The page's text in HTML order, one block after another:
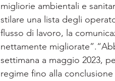
migliorie ambientali e
stilare una lista degli
flusso di lavoro, la
nettamente
settimana a maggio 2023,
regime fino alla